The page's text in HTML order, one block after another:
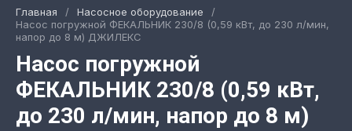
Главная / Насосное оборудование
/
Насос погружной ФЕКАЛЬНИК 230/8 (0,59 кВт, до 230 л/мин,
напор до 8 м) ДЖИЛЕКС
Насос погружной
ФЕКАЛЬНИК 230/8 (0,59 кВт,
до 230 л/мин, напор до 8 м)